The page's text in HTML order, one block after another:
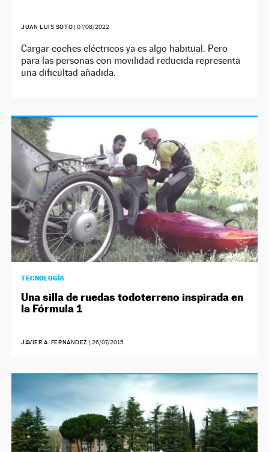
JUAN LUIS SOTO |07/08/2022
Cargar coches eléctricos ya es algo habitual. Pero
para las personas con movilidad reducida representa
una dificultad añadida.
TECNOLOGÍA
Una silla de ruedas todoterreno inspirada en
la Fórmula 1
JAVIER A. FERNÁNDEZ |26/07/2015